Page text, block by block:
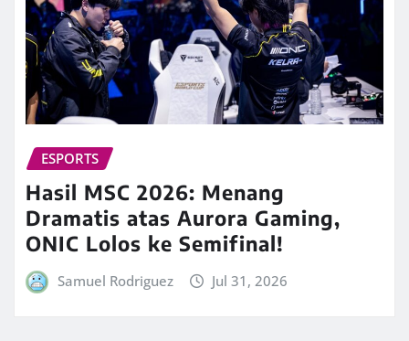
ESPORTS
Hasil MSC 2026: Menang
Dramatis atas Aurora Gaming,
ONIC Lolos ke Semifinal!
Samuel Rodriguez Jul 31, 2026